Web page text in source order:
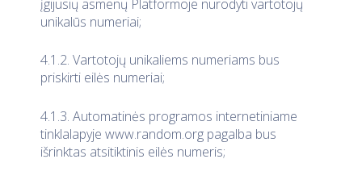
įgijusių asmenų Platformoje nurodyti vartotojų
unikalūs numeriai;
4.1.2. Vartotojų unikaliems numeriams bus
priskirti eilės numeriai;
4.1.3. Automatinės programos internetiniame
tinklalapyje www.random.org pagalba bus
išrinktas atsitiktinis eilės numeris;